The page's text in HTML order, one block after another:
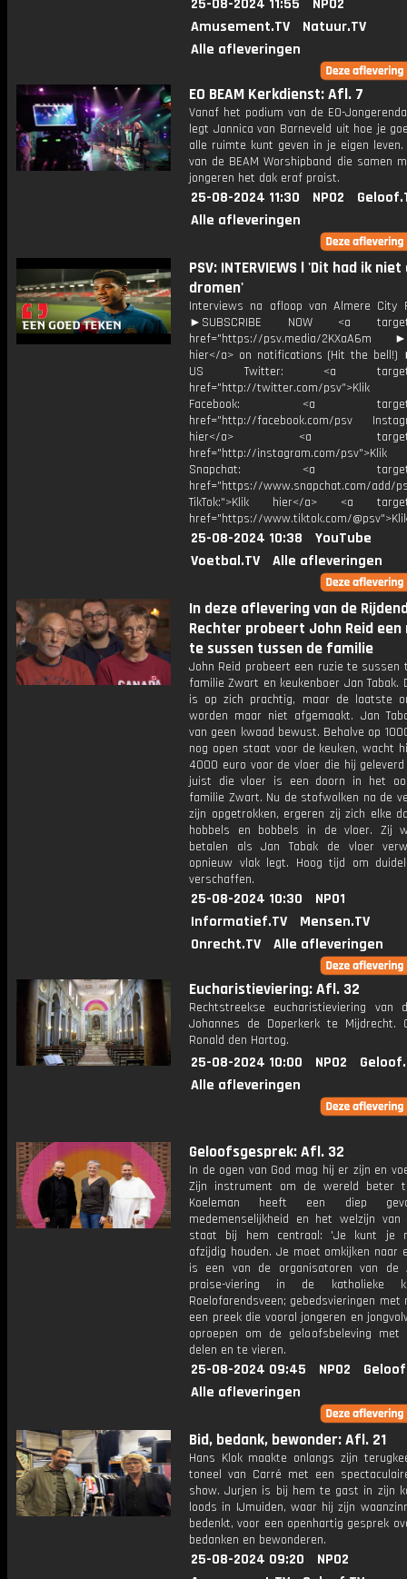
25-08-2024 11:55
NPO2
Amusement.TV
Natuur.TV
Alle afleveringen
EO BEAM Kerkdienst: Afl. 7
Vanaf het podium van de EO-
legt Jannica van Barneveld uit hoe je
alle ruimte kunt geven in je eigen leven.
van de BEAM Worshipband die samen
jongeren het dak eraf praist.
25-08-2024 11:30 NPO2
Alle afleveringen
PSV: INTERVIEWS l 'Dit had ik
dromen'
Interviews na afloop van Almere City
►SUBSCRIBE NOW <a
href="https://psv.media/2KXaA6m
hier</a> on notifications (Hit the bell!)
US Twitter: <a
href="http://twitter.com/psv">Klik
Facebook: <a
href="http://facebook.com/psv
hier</a> <a
href="http://instagram.com/
Snapchat: <a
href="https://www.snapchat.com/add/
TikTok:">Klik hier</a> <a
href="https://www.tiktok.com/
25-08-2024 10:38
YouTube
Voetbal.TV
Alle afleveringen
In deze aflevering van de
Rechter probeert John Reid
te sussen tussen de familie
John Reid probeert een ruzie te sussen
familie Zwart en keukenboer Jan Tabak.
is op zich prachtig, maar de laatste
worden maar niet afgemaakt. Jan
van geen kwaad bewust. Behalve op
nog open staat voor de keuken, wacht
4000 euro voor de vloer die hij
juist die vloer is een doorn in het
familie Zwart. Nu de stofwolken na de
zijn opgetrokken, ergeren zij zich elke
hobbels en bobbels in de vloer. Zij
betalen als Jan Tabak de vloer
opnieuw vlak legt. Hoog tijd om
verschaffen.
25-08-2024 10:30
NPO1
Informatief.TV
Mensen.TV
Onrecht.TV
Alle afleveringen
Eucharistieviering: Afl. 32
Rechtstreekse eucharistieviering van
Johannes de Doperkerk te Mijdrecht.
Ronald den Hartog.
25-08-2024 10:00 NPO2
Alle afleveringen
Geloofsgesprek: Afl. 32
In de ogen van God mag hij er zijn en
Zijn instrument om de wereld beter
Koeleman heeft een diep
medemenselijkheid en het welzijn van
staat bij hem centraal: 'Je kunt je
afzijdig houden. Je moet omkijken naar
is een van de organisatoren van de
praise-viering in de katholieke
Roelofarendsveen; gebedsvieringen met
een preek die vooral jongeren en
oproepen om de geloofsbeleving
delen en te vieren.
25-08-2024 09:45 NPO2
Alle afleveringen
Bid, bedank, bewonder: Afl. 21
Hans Klok maakte onlangs zijn
toneel van Carré met een
show. Jurjen is bij hem te gast in zijn
loods in IJmuiden, waar hij zijn
bedenkt, voor een openhartig gesprek
bedanken en bewonderen.
25-08-2024 09:20
NPO2